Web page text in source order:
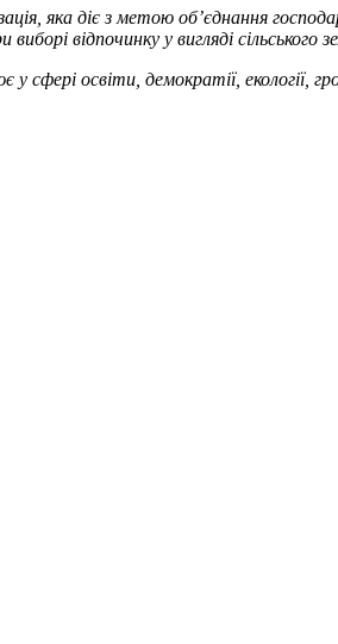
яка діє з метою об’єднання
відпочинку у вигляді сільського
сфері освіти, демократії, екології,